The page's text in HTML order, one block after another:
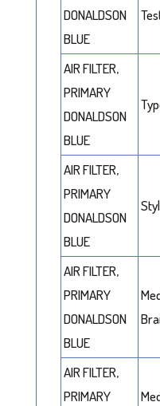
DONALDSON
BLUE
AIR FILTER,
PRIMARY
DONALDSON
BLUE
AIR FILTER,
PRIMARY
DONALDSON
BLUE
AIR FILTER,
PRIMARY
DONALDSON
BLUE
AIR FILTER,
PRIMARY